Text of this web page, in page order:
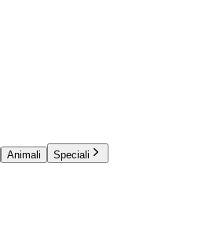
Animali
Speciali